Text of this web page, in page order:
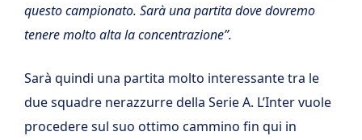
questo campionato. Sarà una partita dove dovremo
tenere molto alta la concentrazione”.
Sarà quindi una partita molto interessante tra le
due squadre nerazzurre della Serie A. L’Inter vuole
procedere sul suo ottimo cammino fin qui in